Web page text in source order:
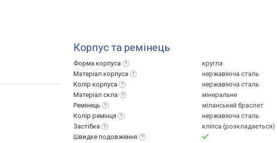
Корпус та ремінець
Форма корпуса
кругла
Матеріал корпуса
нержавіюча сталь
Колір корпуса
нержавіюча сталь
Матеріал скла
мінеральне
Ремінець
міланський браслет
Колір ремінця
нержавіюча сталь
Застібка
кліпса (розкладається)
Швидке подовження